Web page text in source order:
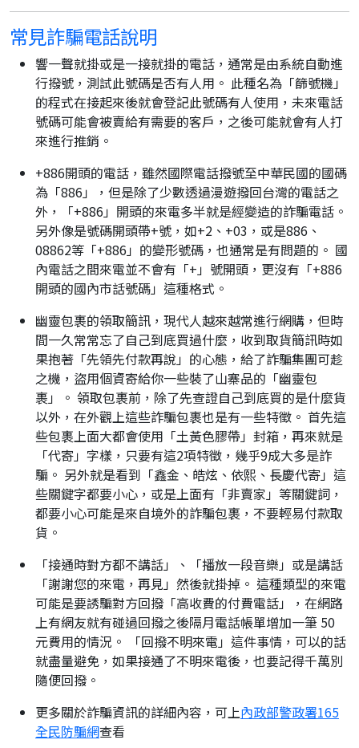
常見詐騙電話說明
響一聲就掛或是一接就掛的電話，通常是由系統自動進
行撥號，測試此號碼是否有人用。 此種名為「篩號機」
的程式在接起來後就會登記此號碼有人使用，未來電話
號碼可能會被賣給有需要的客戶，之後可能就會有人打
來進行推銷。
+886開頭的電話，雖然國際電話撥號至中華民國的國碼
為「886」，但是除了少數透過漫遊撥回台灣的電話之
外，「+886」開頭的來電多半就是經變造的詐騙電話。
另外像是號碼開頭帶+號，如+2、+03，或是886、
08862等「+886」的變形號碼，也通常是有問題的。 國
內電話之間來電並不會有「+」號開頭，更沒有「+886
開頭的國內市話號碼」這種格式。
幽靈包裹的領取簡訊，現代人越來越常進行網購，但時
間一久常常忘了自己到底買過什麼，收到取貨簡訊時如
果抱著「先領先付款再說」的心態，給了詐騙集團可趁
之機，盜用個資寄給你一些裝了山寨品的「幽靈包
裹」。 領取包裹前，除了先查證自己到底買的是什麼貨
以外，在外觀上這些詐騙包裹也是有一些特徵。 首先這
些包裹上面大都會使用「土黃色膠帶」封箱，再來就是
「代寄」字樣，只要有這2項特徵，幾乎9成大多是詐
騙。 另外就是看到「鑫金、皓炫、依熙、長慶代寄」這
些關鍵字都要小心，或是上面有「非賣家」等關鍵詞，
都要小心可能是來自境外的詐騙包裹，不要輕易付款取
貨。
「接通時對方都不講話」、「播放一段音樂」或是講話
「謝謝您的來電，再見」然後就掛掉。 這種類型的來電
可能是要誘騙對方回撥「高收費的付費電話」，在網路
上有網友就有碰過回撥之後隔月電話帳單增加一筆 50
元費用的情況。 「回撥不明來電」這件事情，可以的話
就盡量避免，如果接通了不明來電後，也要記得千萬別
隨便回撥。
更多關於詐騙資訊的詳細內容，可上內政部警政署165
全民防騙網查看